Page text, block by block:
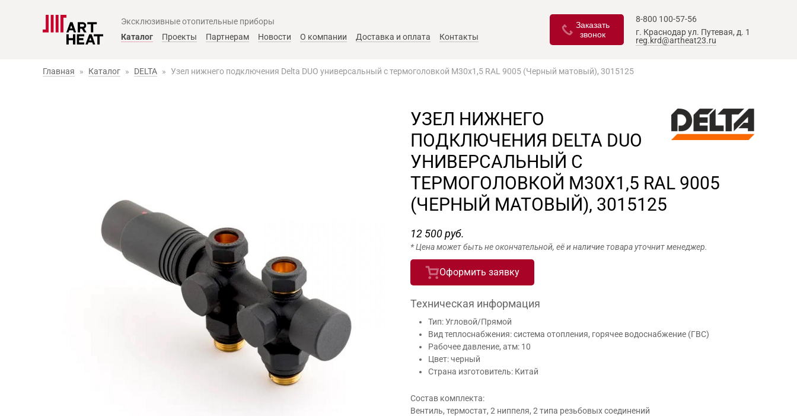
Эксклюзивные отопительные приборы
Главное меню
Каталог Проекты Партнерам Новости О компании Доставка и оплата Контакты
Заказать
звонок
8-800 100-57-56
г. Краснодарул. Путевая, д. 1
reg.krd@artheat23.ru
Главная » Каталог » DELTA » Узел нижнего подключения Delta DUO универсальный с термоголовкой М30х1,5 RAL 9005 (Черный матовый), 3015125
УЗЕЛ НИЖНЕГО
ПОДКЛЮЧЕНИЯ DELTA DUO
УНИВЕРСАЛЬНЫЙ С
ТЕРМОГОЛОВКОЙ М30Х1,5 RAL 9005
(ЧЕРНЫЙ МАТОВЫЙ), 3015125
12 500 руб.
* Цена может быть не окончательной, её и наличие товара уточнит менеджер.
Оформить заявку
Техническая информация
Тип: Угловой/Прямой
Вид теплоснабжения: система отопления, горячее водоснабжение (ГВС)
Рабочее давление, атм: 10
Цвет: черный
Страна изготовитель: Китай
Состав комплекта:
Вентиль, термостат, 2 ниппеля, 2 типа резьбовых соединений